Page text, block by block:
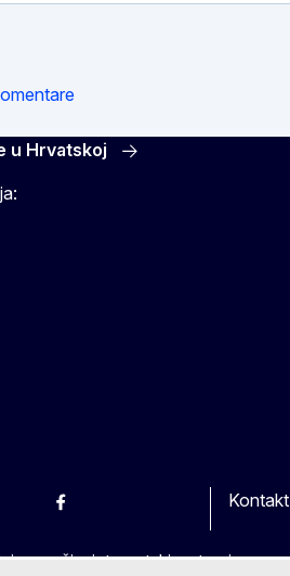
u Hrvatskoj
BlueskyFacebook
Kontakt
na našim internetskim stranicama